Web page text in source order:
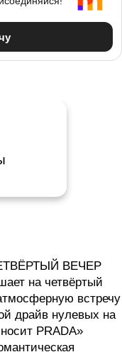
ВЕЧЕР
на четвёртый
встречу
драйв нулевых на
PRADA»